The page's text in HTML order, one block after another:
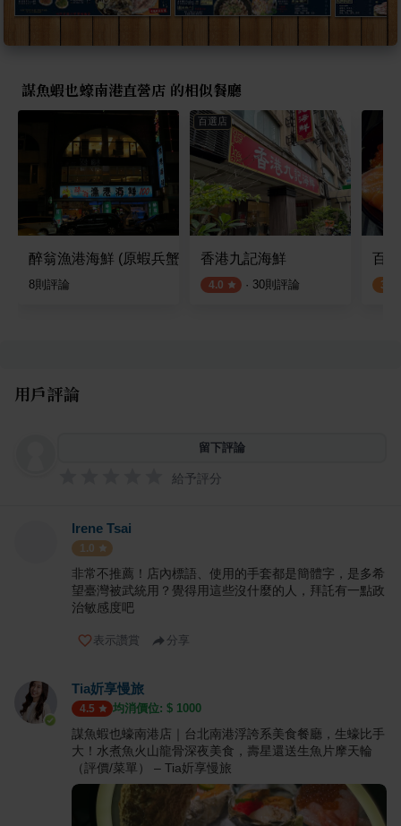
謀魚蝦也蠔南港直營店 的相似餐廳
醉翁漁港海鮮 (原蝦兵蟹將)
8則評論
百選店
香港九記海鮮
4.0 · 30則評論
百
3.0
用戶評論
留下評論
給予評分
Irene Tsai
1.0
非常不推薦！店內標語、使用的手套都是簡體字，是多希
望臺灣被武統用？覺得用這些沒什麼的人，拜託有一點政
治敏感度吧
表示讚賞 分享
Tia妡享慢旅
4.5 均消價位: $ 1000
謀魚蝦也蠔南港店｜台北南港浮誇系美食餐廳，生蠔比手
大！水煮魚火山龍骨深夜美食，壽星還送生魚片摩天輪
（評價/菜單） – Tia妡享慢旅